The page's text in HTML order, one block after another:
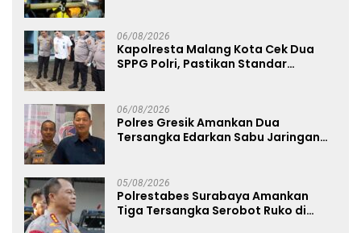
06/08/2026
Kapolresta Malang Kota Cek Dua
SPPG Polri, Pastikan Standar
06/08/2026
Polres Gresik Amankan Dua
Tersangka Edarkan Sabu Jaringan
05/08/2026
Polrestabes Surabaya Amankan
Tiga Tersangka Serobot Ruko di